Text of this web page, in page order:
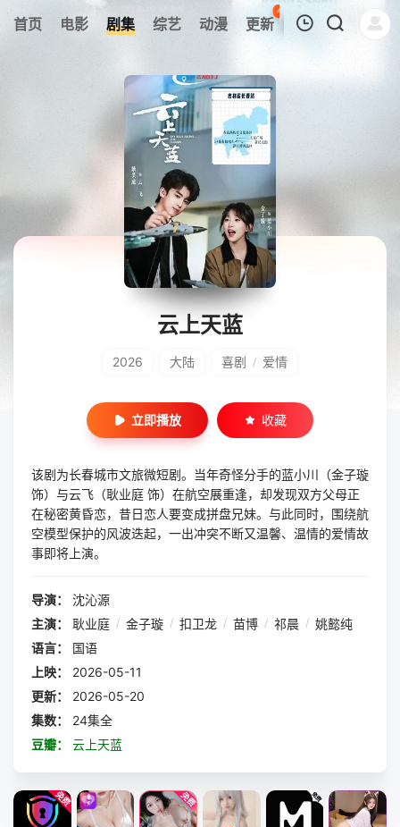
首页 电影 剧集 综艺 动漫 更新
48
热榜 APP
暂无观看影片的记录
云上天蓝
2026 大陆 喜剧 / 爱情
立即播放 收藏
该剧为长春城市文旅微短剧。当年奇怪分手的蓝小川（金子璇
饰）与云飞（耿业庭 饰）在航空展重逢，却发现双方父母正
在秘密黄昏恋，昔日恋人要变成拼盘兄妹。与此同时，围绕航
空模型保护的风波迭起，一出冲突不断又温馨、温情的爱情故
事即将上演。
导演：
沈沁源
主演：
耿业庭 / 金子璇 / 扣卫龙 / 苗博 / 祁晨 / 姚懿纯
语言：
国语
上映：
2026-05-11
更新：
2026-05-20
集数：
24集全
豆瓣：
云上天蓝